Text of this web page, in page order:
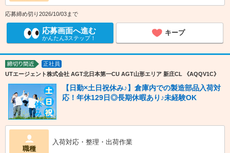
応募締め切り2026/10/03まで
応募画面へ進む
かんたん3ステップ！
キープ
締切り間近
正社員
UTエージェント株式会社 AGT北日本第一CU AGT山形エリア 新庄CL 《AQQV1C》
【日勤×土日祝休み♪】倉庫内での製造部品入荷対
応！年休129日◎長期休暇あり♪未経験OK
職種
入荷対応・整理・出荷作業